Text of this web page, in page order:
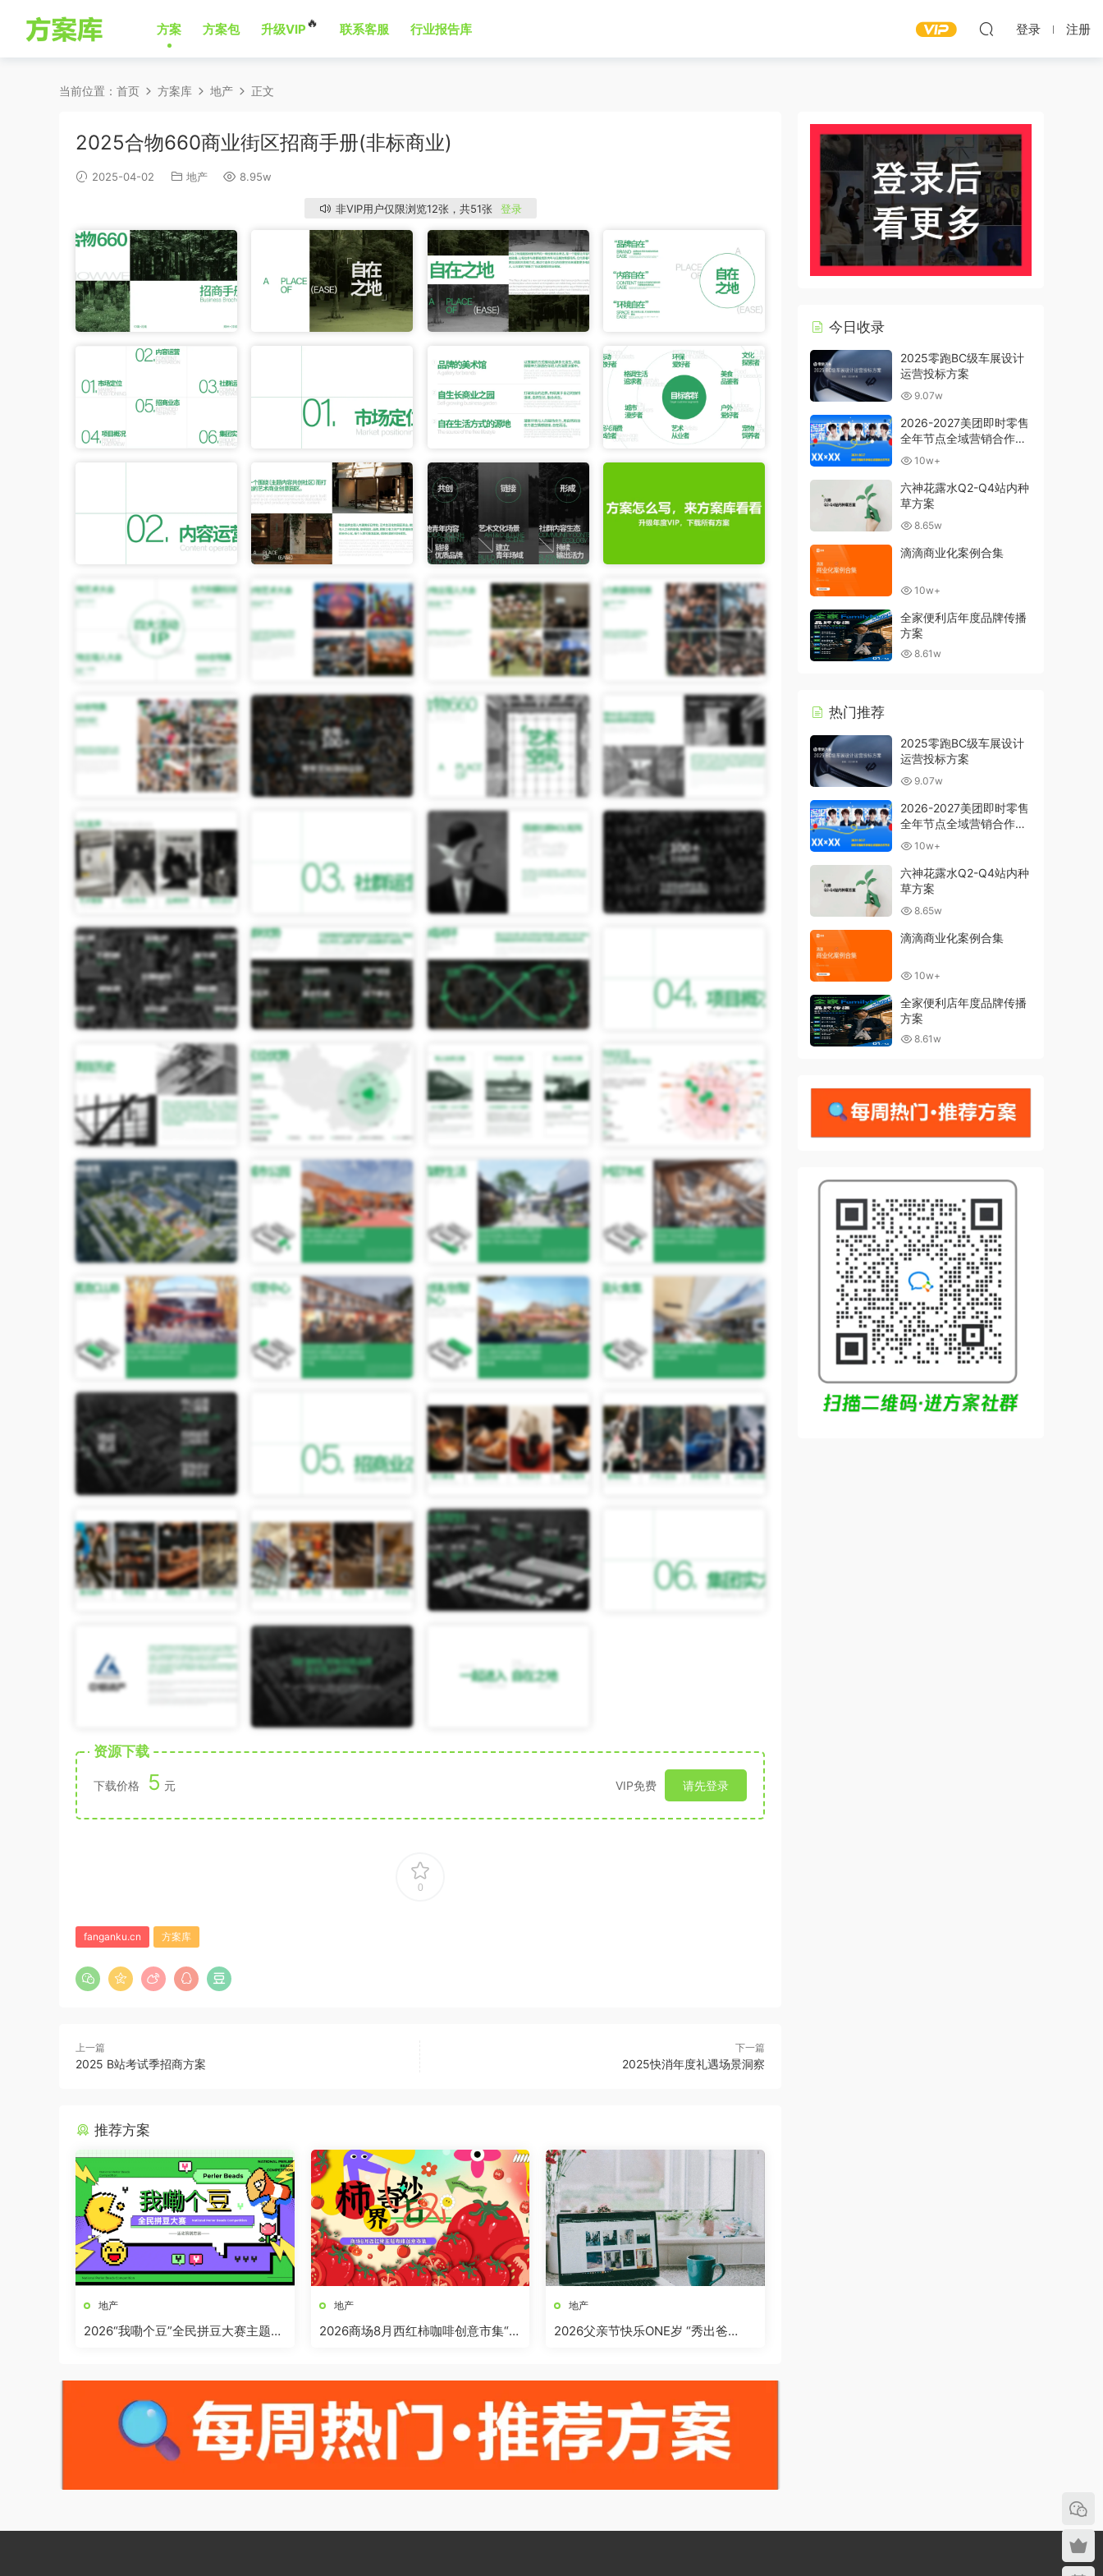
方案 方案包 升级VIP🔥 联系客服 行业报告库 登录 注册
当前位置： 首页 方案库 地产 正文
2025合物660商业街区招商手册(非标商业)
2025-04-02 地产 8.95w
非VIP用户仅限浏览12张，共51张 登录
资源下载
下载价格 5 元 VIP免费 请先登录
0
fanganku.cn 方案库
上一篇
2025 B站考试季招商方案
下一篇
2025快消年度礼遇场景洞察
推荐方案
地产
2026“我嘞个豆”全民拼豆大赛主题活
地产
2026商场8月西红柿咖啡创意市集“柿
地产
2026父亲节快乐ONE岁 “秀出爸
今日收录
2025零跑BC级车展设计
运营投标方案
9.07w
2026-2027美团即时零售
全年节点全域营销合作方
案 10w+
六神花露水Q2-Q4站内种
草方案
8.65w
滴滴商业化案例合集
10w+
全家便利店年度品牌传播
方案
8.61w
热门推荐
2025零跑BC级车展设计
运营投标方案
9.07w
2026-2027美团即时零售
全年节点全域营销合作方
案 10w+
六神花露水Q2-Q4站内种
草方案
8.65w
滴滴商业化案例合集
10w+
全家便利店年度品牌传播
方案
8.61w